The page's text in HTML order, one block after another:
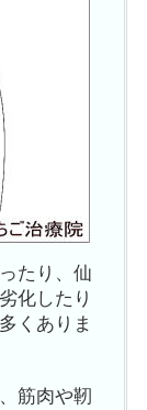
たり、仙
化したり
くありま
筋肉や靭